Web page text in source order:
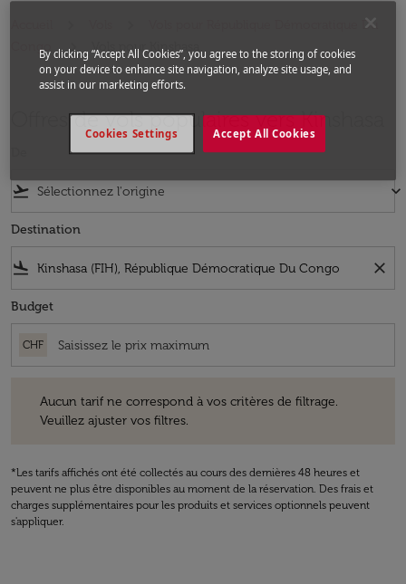
Vols pour République Démocratique Du
Congo
Vols pour Kinshasa
Offres de vols populaires vers Kinshasa
flight_takeoff keyboard_arrow_down
Destination
flight_land close
Budget
CHF
Aucun tarif ne correspond à vos critères de filtrage.
Veuillez ajuster vos filtres.
*Les tarifs affichés ont été collectés au cours des dernières 48 heures et
peuvent ne plus être disponibles au moment de la réservation. Des frais et
charges supplémentaires pour les produits et services optionnels peuvent
s'appliquer.
By clicking “Accept All Cookies”, you agree to the storing of cookies
on your device to enhance site navigation, analyze site usage, and
assist in our marketing efforts.
Accept All Cookies
Cookies Settings